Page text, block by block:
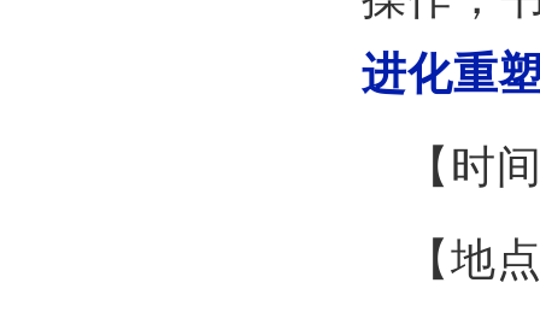
进化重
【时
【地